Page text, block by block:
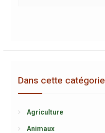
Dans cette catégorie
Agriculture
Animaux